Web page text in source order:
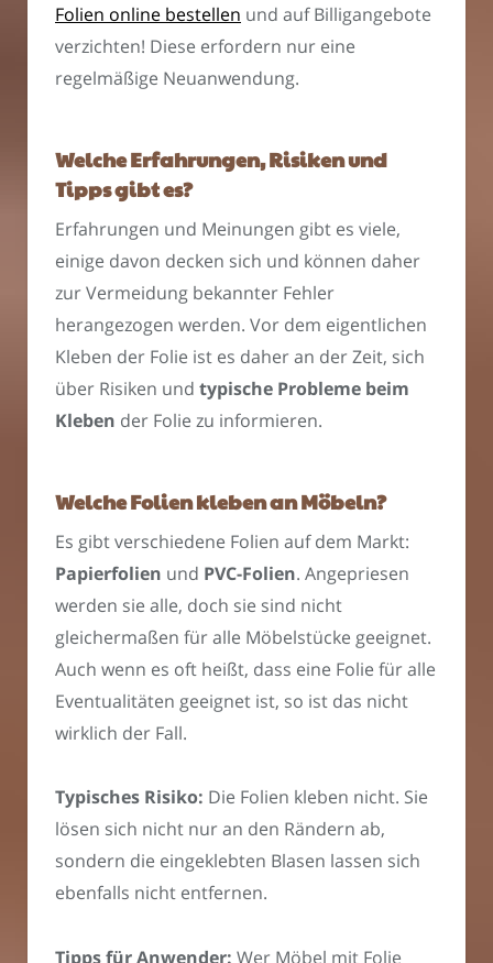
Folien online bestellen und auf Billigangebote
verzichten! Diese erfordern nur eine
regelmäßige Neuanwendung.
Welche Erfahrungen, Risiken und
Tipps gibt es?
Erfahrungen und Meinungen gibt es viele,
einige davon decken sich und können daher
zur Vermeidung bekannter Fehler
herangezogen werden. Vor dem eigentlichen
Kleben der Folie ist es daher an der Zeit, sich
über Risiken und typische Probleme beim
Kleben der Folie zu informieren.
Welche Folien kleben an Möbeln?
Es gibt verschiedene Folien auf dem Markt:
Papierfolien und PVC-Folien. Angepriesen
werden sie alle, doch sie sind nicht
gleichermaßen für alle Möbelstücke geeignet.
Auch wenn es oft heißt, dass eine Folie für alle
Eventualitäten geeignet ist, so ist das nicht
wirklich der Fall.
Typisches Risiko: Die Folien kleben nicht. Sie
lösen sich nicht nur an den Rändern ab,
sondern die eingeklebten Blasen lassen sich
ebenfalls nicht entfernen.
Tipps für Anwender: Wer Möbel mit Folie